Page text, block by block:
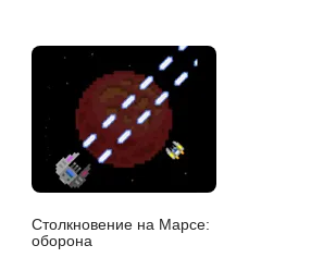
Столкновение на Марсе:
оборона